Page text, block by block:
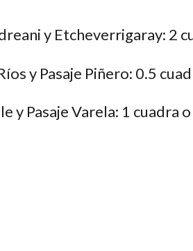
y Etcheverrigaray: 2
y Pasaje Piñero: 0.5
y Pasaje Varela: 1 cuadra